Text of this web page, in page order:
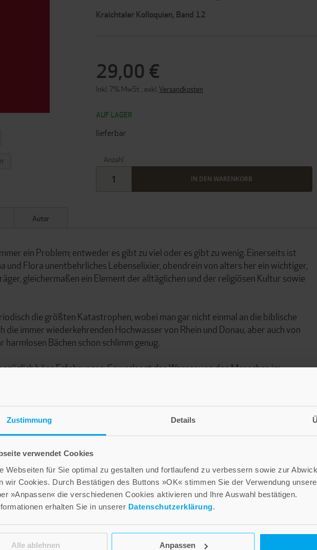
Zustimmung Details
verwendet Cookies
Webseiten für Sie optimal zu gestalten und fortlaufend zu verbessern sowie zur
wir Cookies. Durch Bestätigen des Buttons »OK« stimmen Sie der Verwendung
»Anpassen« die verschiedenen Cookies aktivieren und Ihre Auswahl bestätigen.
erhalten Sie in unserer Datenschutzerklärung.
Alle ablehnen Anpassen
Kraichtaler Kolloquien, Band 12
29,00 €
Inkl. 7% MwSt. , exkl. Versandkosten
AUF LAGER
lieferbar
Anzahl
IN DEN WARENKORB
ein Problem; entweder es gibt zu viel oder es gibt zu wenig. Einerseits ist
und Flora unentbehrliches Lebenselixier, obendrein von alters her ein wichtiger,
gleichermaßen ein Element der alltäglichen und der religiösen Kultur sowie
die größten Katastrophen, wobei man gar nicht einmal an die biblische
die immer wiederkehrenden Hochwasser von Rhein und Donau, aber auch von
harmlosen Bächen schon schlimm genug.
böse Erfahrungen. So verlangt das Wasser von den Menschen im
zu seiner nachhaltigen Nutzung und zur Bändigung der von ihm
Perspektive thematisiert dieses Buch zeitlose Aspekte eines
Autor